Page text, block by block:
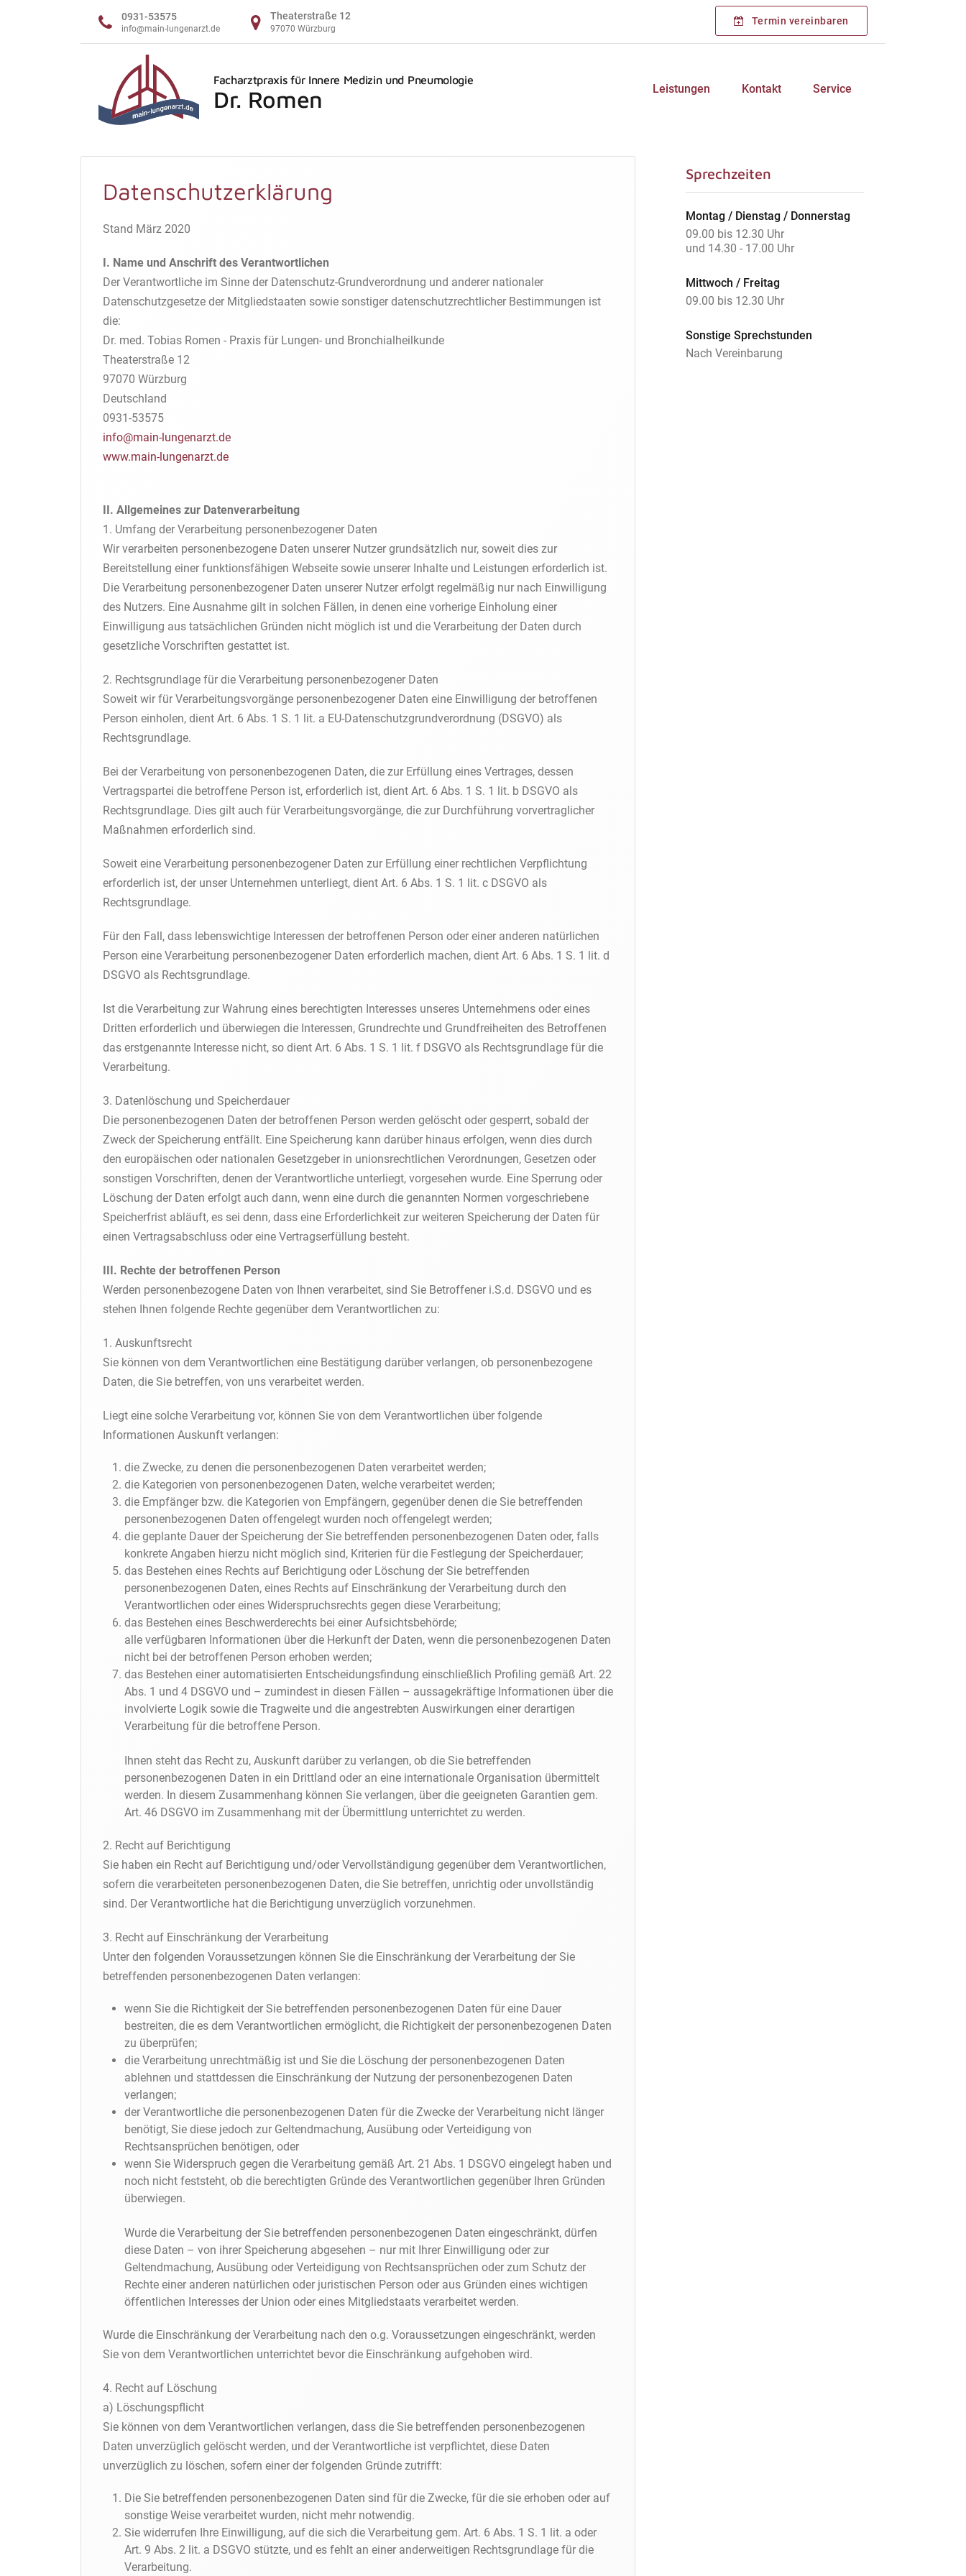
0931-53575
info@main-lungenarzt.de
Theaterstraße 12
97070 Würzburg
Termin vereinbaren
Facharztpraxis für Innere Medizin und Pneumologie
Dr. Romen Leistungen Kontakt Service
Datenschutzerklärung
Stand März 2020
I. Name und Anschrift des Verantwortlichen
Der Verantwortliche im Sinne der Datenschutz-Grundverordnung und anderer nationaler
Datenschutzgesetze der Mitgliedstaaten sowie sonstiger datenschutzrechtlicher Bestimmungen ist
die:
Dr. med. Tobias Romen - Praxis für Lungen- und Bronchialheilkunde
Theaterstraße 12
97070 Würzburg
Deutschland
0931-53575
info@main-lungenarzt.de
www.main-lungenarzt.de
II. Allgemeines zur Datenverarbeitung
1. Umfang der Verarbeitung personenbezogener Daten
Wir verarbeiten personenbezogene Daten unserer Nutzer grundsätzlich nur, soweit dies zur
Bereitstellung einer funktionsfähigen Webseite sowie unserer Inhalte und Leistungen erforderlich ist.
Die Verarbeitung personenbezogener Daten unserer Nutzer erfolgt regelmäßig nur nach Einwilligung
des Nutzers. Eine Ausnahme gilt in solchen Fällen, in denen eine vorherige Einholung einer
Einwilligung aus tatsächlichen Gründen nicht möglich ist und die Verarbeitung der Daten durch
gesetzliche Vorschriften gestattet ist.
2. Rechtsgrundlage für die Verarbeitung personenbezogener Daten
Soweit wir für Verarbeitungsvorgänge personenbezogener Daten eine Einwilligung der betroffenen
Person einholen, dient Art. 6 Abs. 1 S. 1 lit. a EU-Datenschutzgrundverordnung (DSGVO) als
Rechtsgrundlage.
Bei der Verarbeitung von personenbezogenen Daten, die zur Erfüllung eines Vertrages, dessen
Vertragspartei die betroffene Person ist, erforderlich ist, dient Art. 6 Abs. 1 S. 1 lit. b DSGVO als
Rechtsgrundlage. Dies gilt auch für Verarbeitungsvorgänge, die zur Durchführung vorvertraglicher
Maßnahmen erforderlich sind.
Soweit eine Verarbeitung personenbezogener Daten zur Erfüllung einer rechtlichen Verpflichtung
erforderlich ist, der unser Unternehmen unterliegt, dient Art. 6 Abs. 1 S. 1 lit. c DSGVO als
Rechtsgrundlage.
Für den Fall, dass lebenswichtige Interessen der betroffenen Person oder einer anderen natürlichen
Person eine Verarbeitung personenbezogener Daten erforderlich machen, dient Art. 6 Abs. 1 S. 1 lit. d
DSGVO als Rechtsgrundlage.
Ist die Verarbeitung zur Wahrung eines berechtigten Interesses unseres Unternehmens oder eines
Dritten erforderlich und überwiegen die Interessen, Grundrechte und Grundfreiheiten des Betroffenen
das erstgenannte Interesse nicht, so dient Art. 6 Abs. 1 S. 1 lit. f DSGVO als Rechtsgrundlage für die
Verarbeitung.
3. Datenlöschung und Speicherdauer
Die personenbezogenen Daten der betroffenen Person werden gelöscht oder gesperrt, sobald der
Zweck der Speicherung entfällt. Eine Speicherung kann darüber hinaus erfolgen, wenn dies durch
den europäischen oder nationalen Gesetzgeber in unionsrechtlichen Verordnungen, Gesetzen oder
sonstigen Vorschriften, denen der Verantwortliche unterliegt, vorgesehen wurde. Eine Sperrung oder
Löschung der Daten erfolgt auch dann, wenn eine durch die genannten Normen vorgeschriebene
Speicherfrist abläuft, es sei denn, dass eine Erforderlichkeit zur weiteren Speicherung der Daten für
einen Vertragsabschluss oder eine Vertragserfüllung besteht.
III. Rechte der betroffenen Person
Werden personenbezogene Daten von Ihnen verarbeitet, sind Sie Betroffener i.S.d. DSGVO und es
stehen Ihnen folgende Rechte gegenüber dem Verantwortlichen zu:
1. Auskunftsrecht
Sie können von dem Verantwortlichen eine Bestätigung darüber verlangen, ob personenbezogene
Daten, die Sie betreffen, von uns verarbeitet werden.
Liegt eine solche Verarbeitung vor, können Sie von dem Verantwortlichen über folgende
Informationen Auskunft verlangen:
die Zwecke, zu denen die personenbezogenen Daten verarbeitet werden;
die Kategorien von personenbezogenen Daten, welche verarbeitet werden;
die Empfänger bzw. die Kategorien von Empfängern, gegenüber denen die Sie betreffenden
personenbezogenen Daten offengelegt wurden noch offengelegt werden;
die geplante Dauer der Speicherung der Sie betreffenden personenbezogenen Daten oder, falls
konkrete Angaben hierzu nicht möglich sind, Kriterien für die Festlegung der Speicherdauer;
das Bestehen eines Rechts auf Berichtigung oder Löschung der Sie betreffenden
personenbezogenen Daten, eines Rechts auf Einschränkung der Verarbeitung durch den
Verantwortlichen oder eines Widerspruchsrechts gegen diese Verarbeitung;
das Bestehen eines Beschwerderechts bei einer Aufsichtsbehörde;
alle verfügbaren Informationen über die Herkunft der Daten, wenn die personenbezogenen Daten
nicht bei der betroffenen Person erhoben werden;
das Bestehen einer automatisierten Entscheidungsfindung einschließlich Profiling gemäß Art. 22
Abs. 1 und 4 DSGVO und – zumindest in diesen Fällen – aussagekräftige Informationen über die
involvierte Logik sowie die Tragweite und die angestrebten Auswirkungen einer derartigen
Verarbeitung für die betroffene Person.
Ihnen steht das Recht zu, Auskunft darüber zu verlangen, ob die Sie betreffenden
personenbezogenen Daten in ein Drittland oder an eine internationale Organisation übermittelt
werden. In diesem Zusammenhang können Sie verlangen, über die geeigneten Garantien gem.
Art. 46 DSGVO im Zusammenhang mit der Übermittlung unterrichtet zu werden.
2. Recht auf Berichtigung
Sie haben ein Recht auf Berichtigung und/oder Vervollständigung gegenüber dem Verantwortlichen,
sofern die verarbeiteten personenbezogenen Daten, die Sie betreffen, unrichtig oder unvollständig
sind. Der Verantwortliche hat die Berichtigung unverzüglich vorzunehmen.
3. Recht auf Einschränkung der Verarbeitung
Unter den folgenden Voraussetzungen können Sie die Einschränkung der Verarbeitung der Sie
betreffenden personenbezogenen Daten verlangen:
wenn Sie die Richtigkeit der Sie betreffenden personenbezogenen Daten für eine Dauer
bestreiten, die es dem Verantwortlichen ermöglicht, die Richtigkeit der personenbezogenen Daten
zu überprüfen;
die Verarbeitung unrechtmäßig ist und Sie die Löschung der personenbezogenen Daten
ablehnen und stattdessen die Einschränkung der Nutzung der personenbezogenen Daten
verlangen;
der Verantwortliche die personenbezogenen Daten für die Zwecke der Verarbeitung nicht länger
benötigt, Sie diese jedoch zur Geltendmachung, Ausübung oder Verteidigung von
Rechtsansprüchen benötigen, oder
wenn Sie Widerspruch gegen die Verarbeitung gemäß Art. 21 Abs. 1 DSGVO eingelegt haben und
noch nicht feststeht, ob die berechtigten Gründe des Verantwortlichen gegenüber Ihren Gründen
überwiegen.
Wurde die Verarbeitung der Sie betreffenden personenbezogenen Daten eingeschränkt, dürfen
diese Daten – von ihrer Speicherung abgesehen – nur mit Ihrer Einwilligung oder zur
Geltendmachung, Ausübung oder Verteidigung von Rechtsansprüchen oder zum Schutz der
Rechte einer anderen natürlichen oder juristischen Person oder aus Gründen eines wichtigen
öffentlichen Interesses der Union oder eines Mitgliedstaats verarbeitet werden.
Wurde die Einschränkung der Verarbeitung nach den o.g. Voraussetzungen eingeschränkt, werden
Sie von dem Verantwortlichen unterrichtet bevor die Einschränkung aufgehoben wird.
4. Recht auf Löschung
a) Löschungspflicht
Sie können von dem Verantwortlichen verlangen, dass die Sie betreffenden personenbezogenen
Daten unverzüglich gelöscht werden, und der Verantwortliche ist verpflichtet, diese Daten
unverzüglich zu löschen, sofern einer der folgenden Gründe zutrifft:
Die Sie betreffenden personenbezogenen Daten sind für die Zwecke, für die sie erhoben oder auf
sonstige Weise verarbeitet wurden, nicht mehr notwendig.
Sie widerrufen Ihre Einwilligung, auf die sich die Verarbeitung gem. Art. 6 Abs. 1 S. 1 lit. a oder
Art. 9 Abs. 2 lit. a DSGVO stützte, und es fehlt an einer anderweitigen Rechtsgrundlage für die
Verarbeitung.
Sprechzeiten
Montag / Dienstag / Donnerstag
09.00 bis 12.30 Uhr
und 14.30 - 17.00 Uhr
Mittwoch / Freitag
09.00 bis 12.30 Uhr
Sonstige Sprechstunden
Nach Vereinbarung